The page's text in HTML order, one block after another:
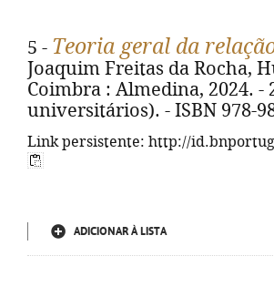
5 - Teoria geral da
Joaquim Freitas da Rocha,
Coimbra : Almedina, 2024. -
universitários). - ISBN 978-
Link persistente: http://
ADICIONAR À LISTA